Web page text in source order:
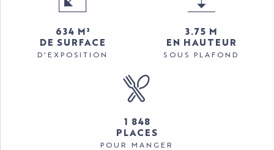
634 M²
DE SURFACE
D'EXPOSITION
3.75 M
EN HAUTEUR
SOUS PLAFOND
1 848
PLACES
POUR MANGER